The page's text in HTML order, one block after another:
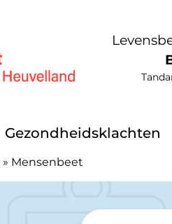
Gezondheidsklachten
» Mensenbeet